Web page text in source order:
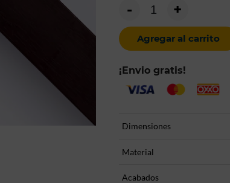
- +
Agregar al carrito
¡Envio gratis!
Dimensiones
Material
Acabados